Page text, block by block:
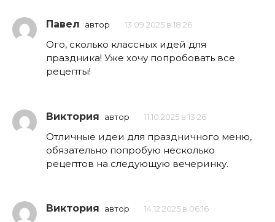
Павел автор 13.09.2025 в 18:26
Ого, сколько классных идей для
праздника! Уже хочу попробовать все
рецепты!
Виктория автор 11.10.2025 в 13:26
Отличные идеи для праздничного меню,
обязательно попробую несколько
рецептов на следующую вечеринку.
Виктория автор 14.12.2025 в 06:16